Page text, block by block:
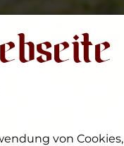
von Cookies,